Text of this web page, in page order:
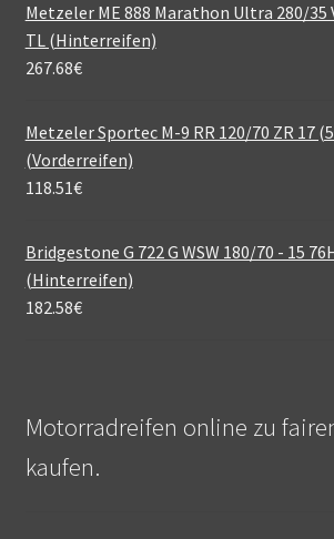
Metzeler ME 888 Marathon Ultra 280/35
TL (Hinterreifen)
267.68€
Metzeler Sportec M-9 RR 120/70 ZR 17
(Vorderreifen)
118.51€
Bridgestone G 722 G WSW 180/70 - 15
(Hinterreifen)
182.58€
Motorradreifen online zu
kaufen.